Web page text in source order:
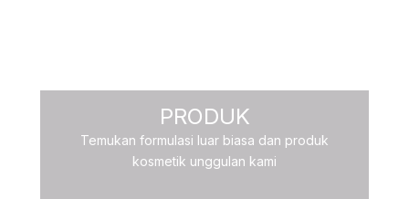
PRODUK
Temukan formulasi luar biasa dan produk
kosmetik unggulan kami